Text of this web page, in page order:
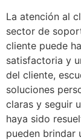
La atención al
sector de
cliente puede
satisfactoria y
del cliente,
soluciones
claras y seguir
haya sido
pueden brindar